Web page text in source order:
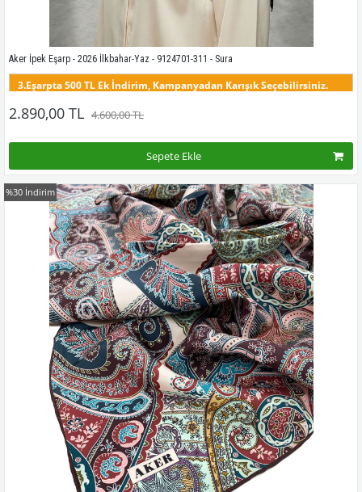
Aker İpek Eşarp - 2026 İlkbahar-Yaz - 9124701-311 - Sura
3.Eşarpta 500 TL Ek İndirim, Kampanyadan Karışık Seçebilirsiniz.
Kampanyadaki tüm modelleri görmek için buraya tıkla
2.890,00 TL 4.600,00 TL
Sepete Ekle
%30 İndirim